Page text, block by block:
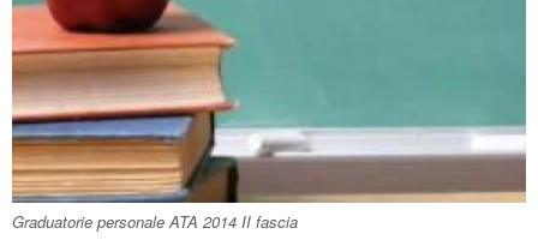
Graduatorie personale ATA 2014 II fascia